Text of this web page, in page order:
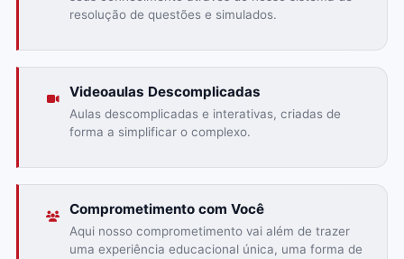
resolução de questões e simulados.
Videoaulas Descomplicadas
Aulas descomplicadas e interativas, criadas de
forma a simplificar o complexo.
Comprometimento com Você
Aqui nosso comprometimento vai além de trazer
uma experiência educacional única, uma forma de